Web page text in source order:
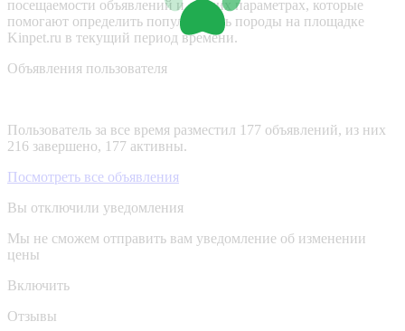
посещаемости объявлений и других параметрах, которые
помогают определить популярность породы на площадке
Kinpet.ru в текущий период времени.
Объявления пользователя
Пользователь за все время разместил 177 объявлений, из них
216 завершено, 177 активны.
Посмотреть все объявления
Вы отключили уведомления
Мы не сможем отправить вам уведомление об изменении
цены
Включить
Отзывы